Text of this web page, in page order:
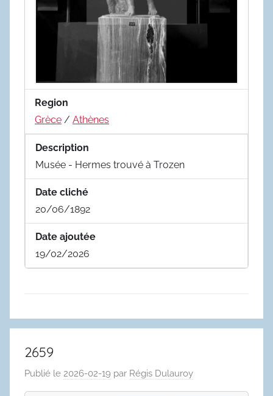
Region
Grèce / Athènes
Description
Musée - Hermes trouvé à Trozen
Date cliché
20/06/1892
Date ajoutée
19/02/2026
2659
Publié le 2026-02-19 par Régis Dulauroy